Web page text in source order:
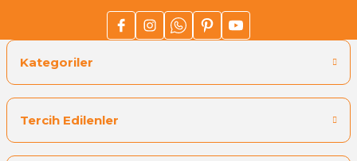
Kategoriler
Tercih Edilenler